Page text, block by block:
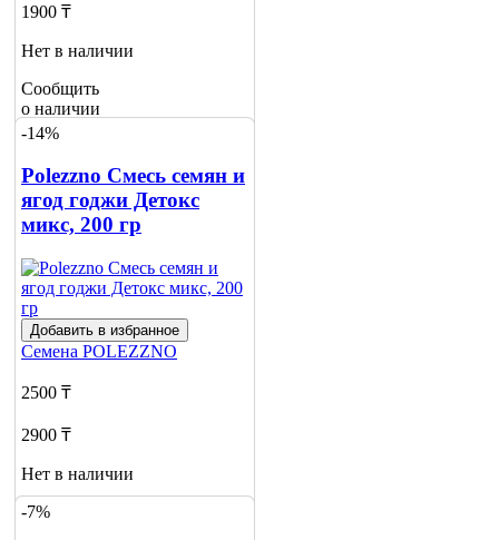
1900 ₸
Нет в наличии
Сообщить
о наличии
-14%
Polezzno Смесь семян и
ягод годжи Детокс
микс, 200 гр
Добавить в избранное
Семена POLEZZNO
2500 ₸
2900 ₸
Нет в наличии
Сообщить
-7%